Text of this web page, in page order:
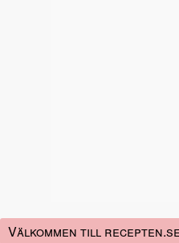
Välkommen till recepten.se